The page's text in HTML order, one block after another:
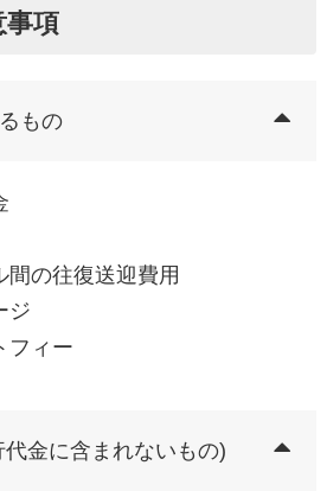
項
もの
間の往復送迎費用
ジ
フィー
金に含まれないもの)